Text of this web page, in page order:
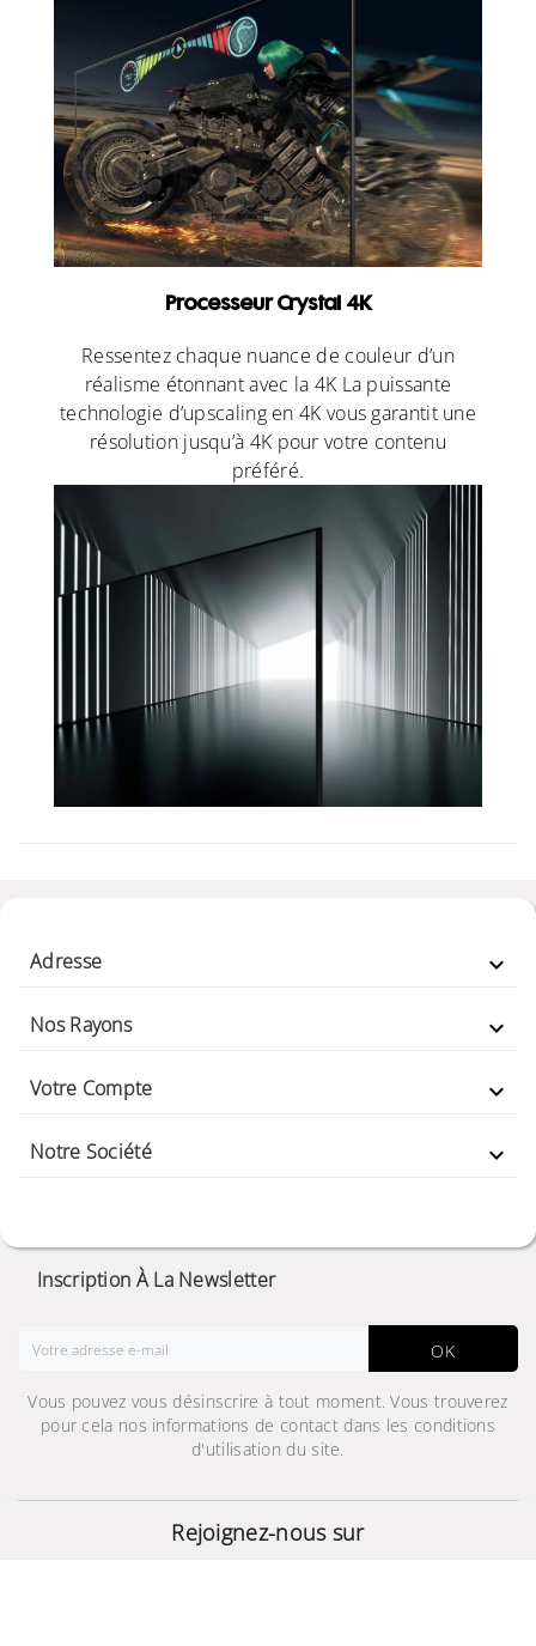
Processeur Crystal 4K
Ressentez chaque nuance de couleur d’un
réalisme étonnant avec la 4K La puissante
technologie d’upscaling en 4K vous garantit une
résolution jusqu’à 4K pour votre contenu
préféré.
58" CU7000 Crystal UHD
4K Smart TV
Adresse 
Nos Rayons 
Votre Compte 
Notre Société 
Inscription À La Newsletter
OK
Vous pouvez vous désinscrire à tout moment. Vous trouverez
pour cela nos informations de contact dans les conditions
d'utilisation du site.
Rejoignez-nous sur